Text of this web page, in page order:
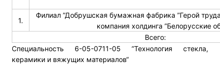
1.
Филиал ”Добрушская бумажная фабрика ”Герой
компания холдинга ”Белорусские
Всего:
Специальность 6-05-0711-05 ”Технология стекла,
керамики и вяжущих материалов“